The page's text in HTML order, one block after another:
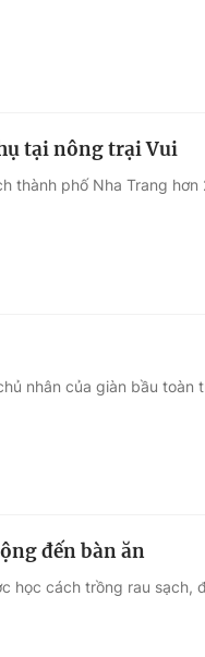
sống
Học
tại nông trại Vui
thành phố Nha Trang
nhân của giàn bầu toàn
đến bàn ăn
học cách trồng rau sạch,